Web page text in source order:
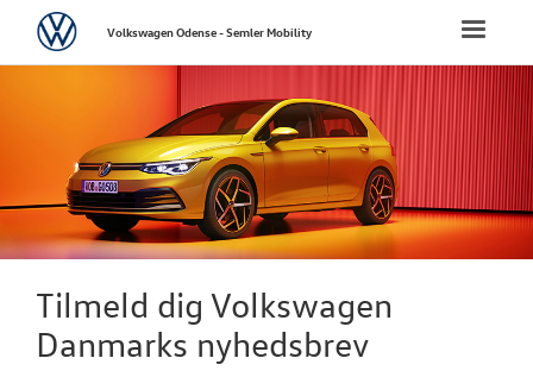
FORSIDE
NYE
NYE VAREBILER
Toggle
VolkswagenVolkswagen Odense - Semler Mobility
Tilmeld dig Volkswagen
Danmarks nyhedsbrev